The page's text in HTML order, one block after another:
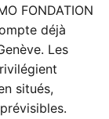
FONDATION
déjà
Les
situés,